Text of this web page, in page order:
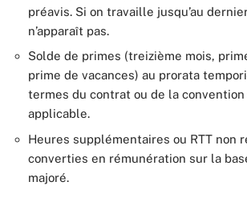
préavis. Si on travaille jusqu’au
n’apparaît pas.
Solde de primes (treizième mois,
prime de vacances) au prorata
termes du contrat ou de la
applicable.
Heures supplémentaires ou RTT non
converties en rémunération sur la
majoré.